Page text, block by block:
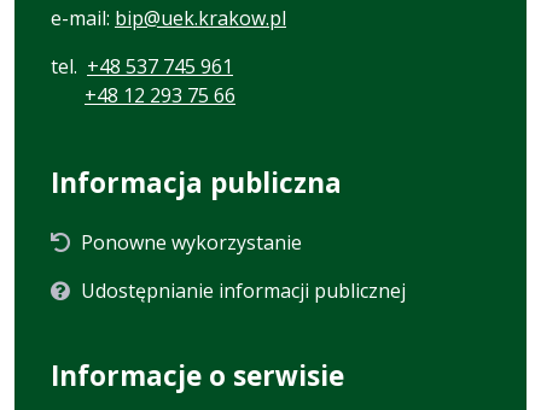
e-mail: bip@uek.krakow.pl
tel. +48 537 745 961
+48 12 293 75 66
Informacja publiczna
Ponowne wykorzystanie
Udostępnianie informacji publicznej
Informacje o serwisie